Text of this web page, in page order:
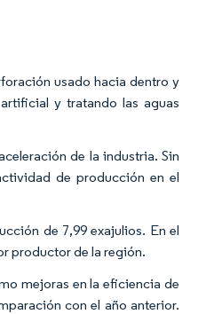
usado hacia dentro y
y tratando las aguas
de la industria. Sin
de producción en el
de 7,99 exajulios. En el
productor de la región.
mejoras en la eficiencia de
con el año anterior.